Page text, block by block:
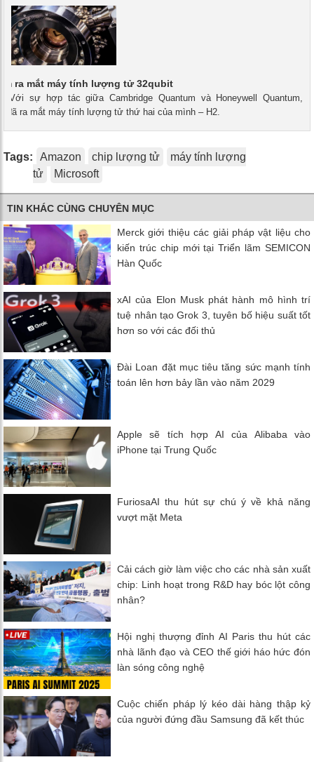
ra mắt máy tính lượng tử 32qubit
- Với sự hợp tác giữa Cambridge Quantum và Honeywell Quantum,
đã ra mắt máy tính lượng tử thứ hai của mình – H2.
Tags: Amazon chip lượng tử
máy tính lượng
tử
Microsoft
TIN KHÁC CÙNG CHUYÊN MỤC
Merck giới thiệu các giải pháp vật liệu cho
kiến ​​trúc chip mới tại Triển lãm SEMICON
Hàn Quốc
xAI của Elon Musk phát hành mô hình trí
tuệ nhân tạo Grok 3, tuyên bố hiệu suất tốt
hơn so với các đối thủ
Đài Loan đặt mục tiêu tăng sức mạnh tính
toán lên hơn bảy lần vào năm 2029
Apple sẽ tích hợp AI của Alibaba vào
iPhone tại Trung Quốc
FuriosaAI thu hút sự chú ý về khả năng
vượt mặt Meta
Cải cách giờ làm việc cho các nhà sản xuất
chip: Linh hoạt trong R&D hay bóc lột công
nhân?
Hội nghị thượng đỉnh AI Paris thu hút các
nhà lãnh đạo và CEO thế giới háo hức đón
làn sóng công nghệ
Cuộc chiến pháp lý kéo dài hàng thập kỷ
của người đứng đầu Samsung đã kết thúc